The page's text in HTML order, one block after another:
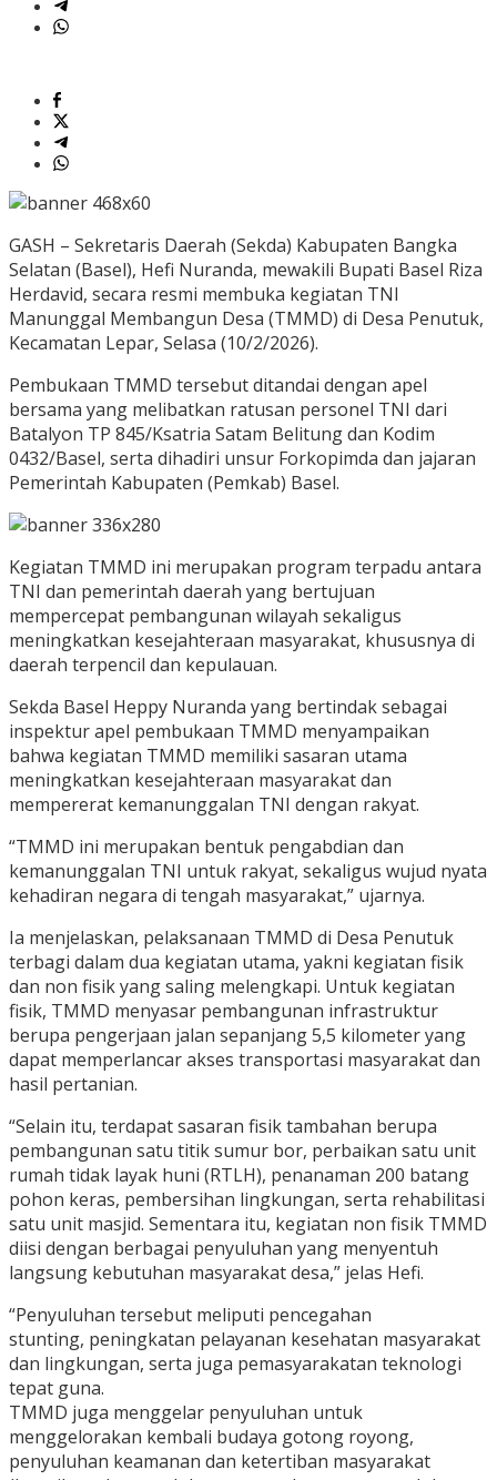
GASH – Sekretaris Daerah (Sekda) Kabupaten Bangka
Selatan (Basel), Hefi Nuranda, mewakili Bupati Basel Riza
Herdavid, secara resmi membuka kegiatan TNI
Manunggal Membangun Desa (TMMD) di Desa Penutuk,
Kecamatan Lepar, Selasa (10/2/2026).
Pembukaan TMMD tersebut ditandai dengan apel
bersama yang melibatkan ratusan personel TNI dari
Batalyon TP 845/Ksatria Satam Belitung dan Kodim
0432/Basel, serta dihadiri unsur Forkopimda dan jajaran
Pemerintah Kabupaten (Pemkab) Basel.
Kegiatan TMMD ini merupakan program terpadu antara
TNI dan pemerintah daerah yang bertujuan
mempercepat pembangunan wilayah sekaligus
meningkatkan kesejahteraan masyarakat, khususnya di
daerah terpencil dan kepulauan.
Sekda Basel Heppy Nuranda yang bertindak sebagai
inspektur apel pembukaan TMMD menyampaikan
bahwa kegiatan TMMD memiliki sasaran utama
meningkatkan kesejahteraan masyarakat dan
mempererat kemanunggalan TNI dengan rakyat.
“TMMD ini merupakan bentuk pengabdian dan
kemanunggalan TNI untuk rakyat, sekaligus wujud nyata
kehadiran negara di tengah masyarakat,” ujarnya.
Ia menjelaskan, pelaksanaan TMMD di Desa Penutuk
terbagi dalam dua kegiatan utama, yakni kegiatan fisik
dan non fisik yang saling melengkapi. Untuk kegiatan
fisik, TMMD menyasar pembangunan infrastruktur
berupa pengerjaan jalan sepanjang 5,5 kilometer yang
dapat memperlancar akses transportasi masyarakat dan
hasil pertanian.
“Selain itu, terdapat sasaran fisik tambahan berupa
pembangunan satu titik sumur bor, perbaikan satu unit
rumah tidak layak huni (RTLH), penanaman 200 batang
pohon keras, pembersihan lingkungan, serta rehabilitasi
satu unit masjid. Sementara itu, kegiatan non fisik TMMD
diisi dengan berbagai penyuluhan yang menyentuh
langsung kebutuhan masyarakat desa,” jelas Hefi.
“Penyuluhan tersebut meliputi pencegahan
stunting, peningkatan pelayanan kesehatan masyarakat
dan lingkungan, serta juga pemasyarakatan teknologi
tepat guna.
TMMD juga menggelar penyuluhan untuk
menggelorakan kembali budaya gotong royong,
penyuluhan keamanan dan ketertiban masyarakat